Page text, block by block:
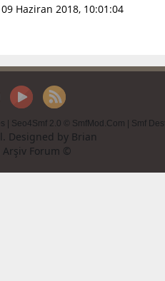
09 Haziran 2018, 10:01:04
| Seo4Smf 2.0 © SmfMod.Com | Smf
. Designed by Brian
Arşiv Forum ©